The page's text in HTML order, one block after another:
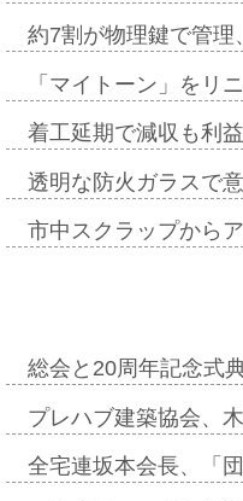
約7割が物理鍵で管
「マイトーン」をリ
着工延期で減収も利
透明な防火ガラスで
市中スクラップから
総会と20周年記念式
プレハブ建築協会、
全宅連坂本会長、「